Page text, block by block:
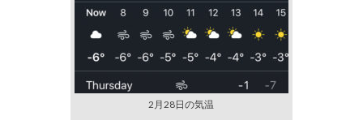
2月28日の気温